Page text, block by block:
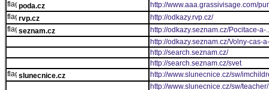
poda.cz
http://www.aaa.grassivisage.com/
rvp.cz
http://odkazy.rvp.cz/
seznam.cz
http://odkazy.seznam.cz/Pocitace-
http://odkazy.seznam.cz/Volny-cas-
http://search.seznam.cz/
http://search.seznam.cz/svet
slunecnice.cz
http://www.slunecnice.cz/sw/
http://www.slunecnice.cz/sw/teacher/